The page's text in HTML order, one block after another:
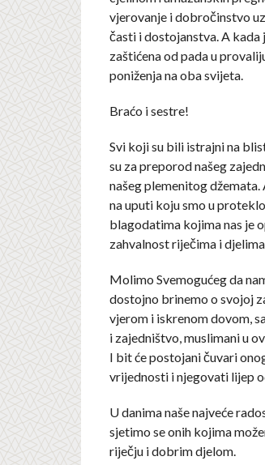
vjerovanje i dobročinstvo
časti i dostojanstva. A kada
zaštićena od pada u
poniženja na oba svijeta.
Braćo i sestre!
Svi koji su bili istrajni na
su za preporod našeg
našeg plemenitog
na uputi koju smo u
blagodatima kojima nas je
zahvalnost riječima i
Molimo Svemogućeg da
dostojno brinemo o svojoj
vjerom i iskrenom dovom,
i zajedništvo, muslimani u
I bit će postojani čuvari
vrijednosti i njegovati lijep
U danima naše najveće
sjetimo se onih kojima
riječju i dobrim djelom.